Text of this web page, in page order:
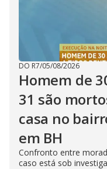
DO R7/05/08/2026
Homem de
31 são
casa no
em BH
Confronto entre
caso está sob